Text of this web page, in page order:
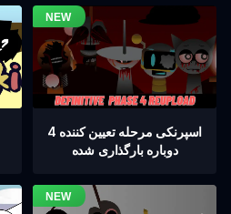
اسپرنکی مرحله تعیین کننده 4
دوباره بارگذاری شده